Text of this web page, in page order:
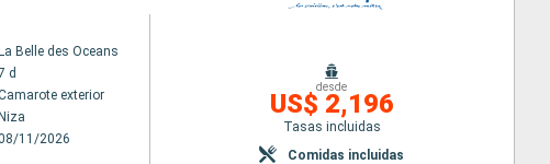
La Belle des Oceans
d
exterior
Niza
11/2026
desde
US$ 2,196
Tasas incluidas
Comidas incluidas